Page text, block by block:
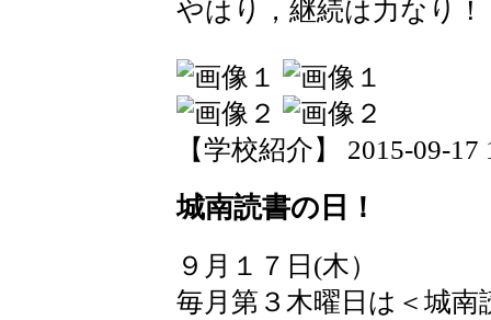
やはり，継続は力なり！
【学校紹介】 2015-09-17
城南読書の日！
９月１７日(木）
毎月第３木曜日は＜城南